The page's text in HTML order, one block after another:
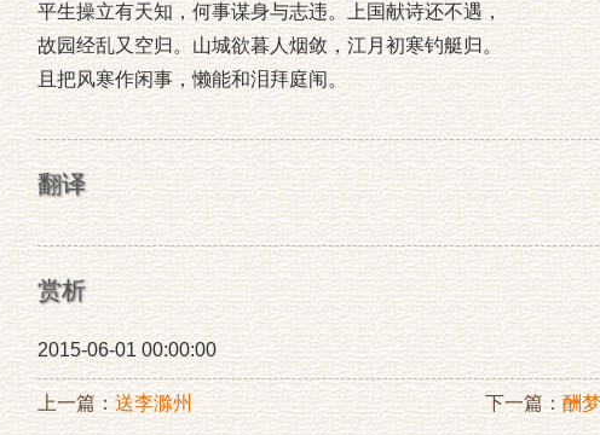
平生操立有天知，何事谋身与志违。上国献诗还不遇，
故园经乱又空归。山城欲暮人烟敛，江月初寒钓艇归。
且把风寒作闲事，懒能和泪拜庭闱。
翻译
赏析
2015-06-01 00:00:00
上一篇：送李滁州 下一篇：酬